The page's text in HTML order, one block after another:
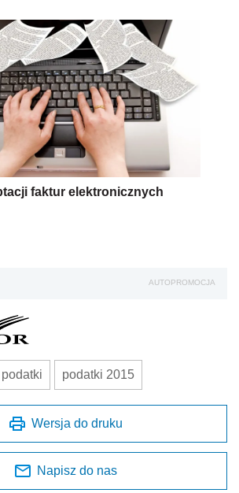
faktur elektronicznych
AUTOPROMOCJA
podatki podatki 2015
Wersja do druku
Napisz do nas